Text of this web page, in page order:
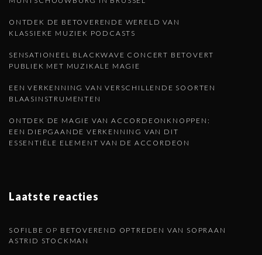
ONTDEK DE BETOVERENDE WERELD VAN
KLASSIEKE MUZIEK PODCASTS
SENSATIONEEL BLACKWAVE CONCERT BETOVERT
PUBLIEK MET MUZIKALE MAGIE
EEN VERKENNING VAN VERSCHILLENDE SOORTEN
BLAASINSTRUMENTEN
ONTDEK DE MAGIE VAN ACCORDEONKNOPPEN:
EEN DIEPGAANDE VERKENNING VAN DIT
ESSENTIËLE ELEMENT VAN DE ACCORDEON
Laatste reacties
SOFILBE OP BETOVEREND OPTREDEN VAN SOPRAAN
ASTRID STOCKMAN